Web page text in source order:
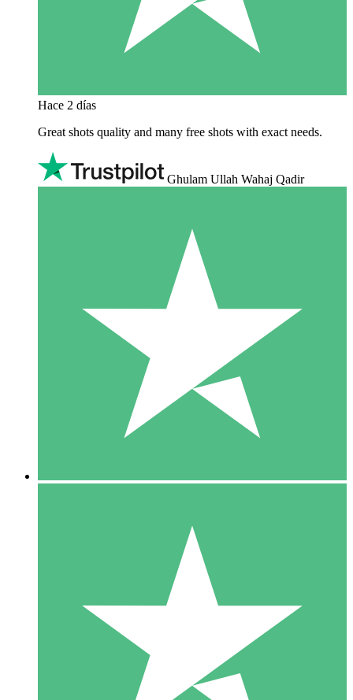
Hace 2 días
Great shots quality and many free shots with exact needs.
Ghulam Ullah Wahaj Qadir